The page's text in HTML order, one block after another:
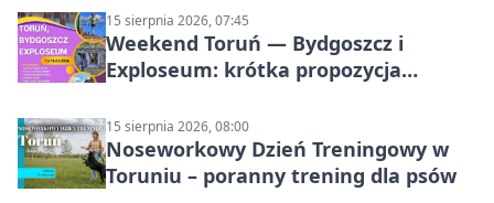
15 sierpnia 2026, 07:45
Weekend Toruń — Bydgoszcz i
Exploseum: krótka propozycja
15 sierpnia 2026, 08:00
Noseworkowy Dzień Treningowy w
Toruniu – poranny trening dla psów